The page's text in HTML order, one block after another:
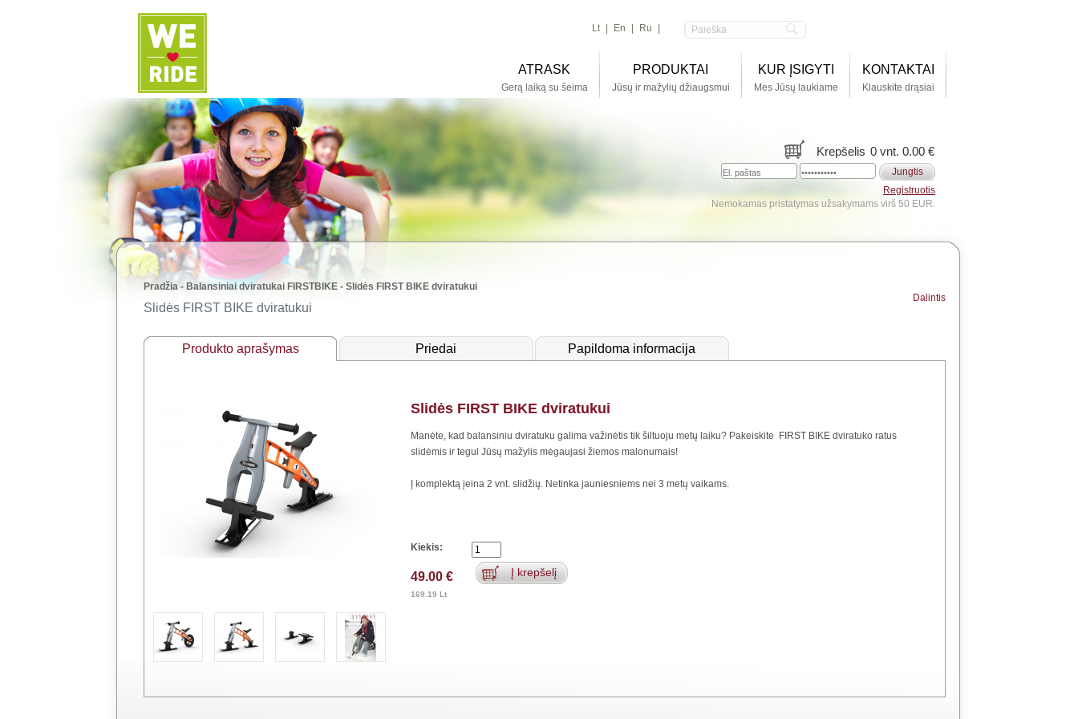
Lt En Ru
ATRASK
Gerą laiką su šeima
PRODUKTAI
Jūsų ir mažylių džiaugsmui
KUR ĮSIGYTI
Mes Jūsų laukiame
KONTAKTAI
Klauskite drąsiai
Krepšelis 0 vnt. 0.00 €
Jungtis
Registruotis
Nemokamas pristatymas užsakymams virš 50 EUR.
Pradžia - Balansiniai dviratukai FIRSTBIKE - Slidės FIRST BIKE dviratukui
Dalintis
Slidės FIRST BIKE dviratukui
Produkto aprašymas Priedai Papildoma informacija
Slidės FIRST BIKE dviratukui
Manėte, kad balansiniu dviratuku galima važinėtis tik šiltuoju metų laiku? Pakeiskite FIRST BIKE dviratuko ratus
slidėmis ir tegul Jūsų mažylis mėgaujasi žiemos malonumais!
Į komplektą įeina 2 vnt. slidžių. Netinka jauniesniems nei 3 metų vaikams.
Kiekis:
49.00 €
169.19 Lt
Į krepšelį